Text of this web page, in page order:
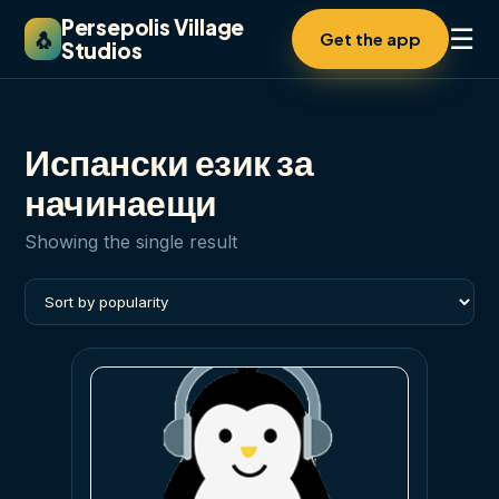
🐧 Persepolis Village
Studios
Get the app ☰
Испански език за
начинаещи
Showing the single result